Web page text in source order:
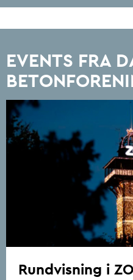
EVENTS FRA
Rundvisning i